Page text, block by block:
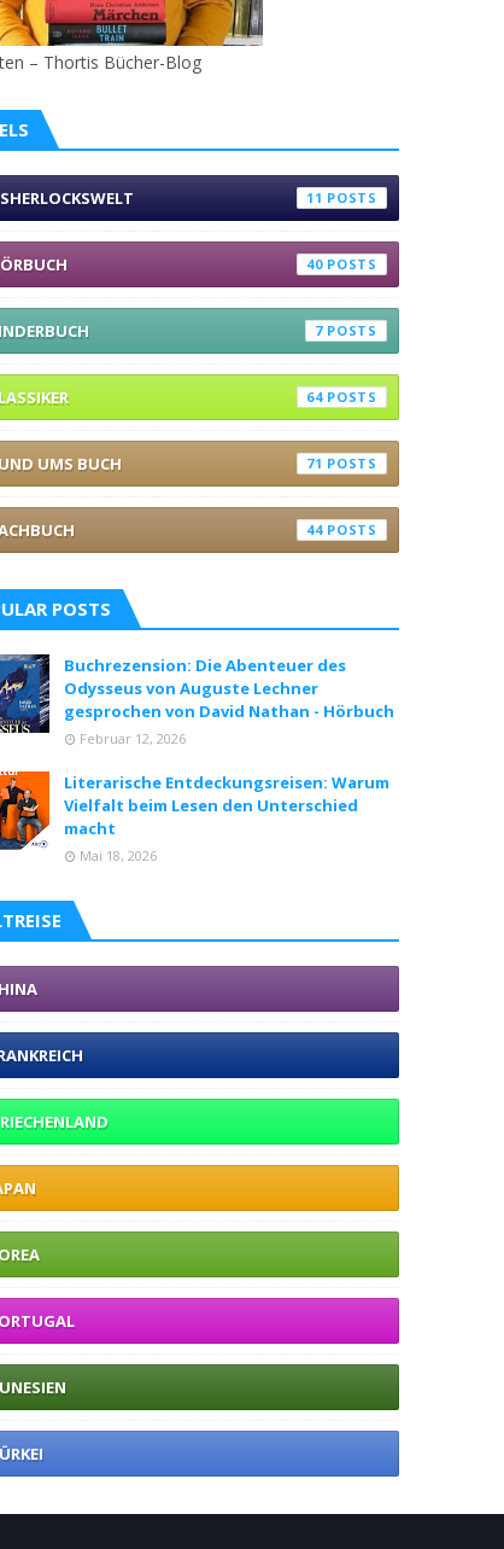
– Thortis Bücher-Blog
11
40
7
64
UMS BUCH 71
44
POSTS
Buchrezension: Die Abenteuer des
Odysseus von Auguste Lechner
gesprochen von David Nathan - Hörbuch
Februar 12, 2026
Literarische Entdeckungsreisen: Warum
Vielfalt beim Lesen den Unterschied
macht
Mai 18, 2026